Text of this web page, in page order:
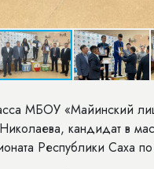
МБОУ «Майинский
кандидат в
Республики Саха